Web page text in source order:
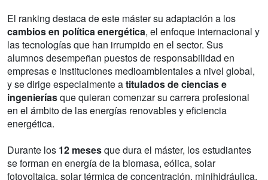
El ranking destaca de este máster su adaptación a los
cambios en política energética, el enfoque internacional y
las tecnologías que han irrumpido en el sector. Sus
alumnos desempeñan puestos de responsabilidad en
empresas e instituciones medioambientales a nivel global,
y se dirige especialmente atitulados de ciencias e
ingenieríasque quieran comenzar su carrera profesional
en el ámbito de las energías renovables y eficiencia
energética.
Durante los 12 mesesque dura el máster, los estudiantes
se forman en energía de la biomasa, eólica, solar
fotovoltaica, solar térmica de concentración, minihidráulica,